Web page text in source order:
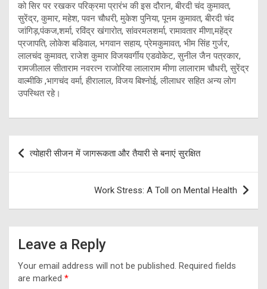
को सिर पर रखकर परिक्रमा प्रारंभ की इस दौरान, बीरदी चंद कुमावत,
सुरेंद्र, कुमार, महेश, पवन चौधरी, मुकेश पुनिया, पूनम कुमावत, बीरदी चंद
जांगिड़,पंकज,शर्मा, रविंद्र खंगारोत, सांवरमलशर्मा, रामावतार मीणा,महेंद्र
प्रजापति, लोकेश बडिवाल, भगवान सहाय, प्रेमकुमावत, भीम सिंह गुर्जर,
लालचंद कुमावत, राजेश कुमार विजयवर्गीय एडवोकेट, सुनील जैन पत्रकार,
रामजीलाल सीताराम नवरत्न राजोरिया लालाराम मीणा लालाराम चौधरी, सुरेंद्र
वाल्मीकि ,भागचंद वर्मा, हीरालाल, विजय बिश्नोई, लीलाधर सहित अन्य लोग
उपस्थित रहे।
Post
navigation
त्योहारी सीजन में जागरूकता और तैयारी से बनाएं सुरक्षित
Work Stress: A Toll on Mental Health
Leave a Reply
Your email address will not be published. Required fields
are marked *